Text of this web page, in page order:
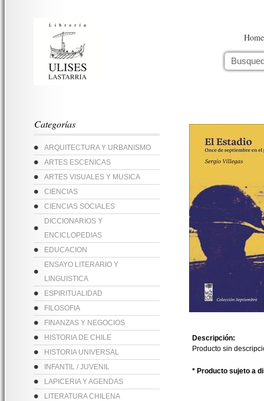
Home
Categorías
ARQUITECTURA Y URBANISMO
ARTES ESCENICAS
ARTES VISUALES Y MUSICA
CIENCIAS
CIENCIAS SOCIALES
DICCIONARIOS Y
ENCICLOPEDIAS
EDUCACION
ENSAYO LITERARIO Y
LINGUISTICA
ESPIRITUALIDAD
FILOSOFIA
FINANZAS Y NEGOCIOS
HISTORIA DE CHILE
HISTORIA UNIVERSAL
INFANTIL / JUVENIL
LAPICERIA Y AGENDAS
LITERATURA CHILENA
Descripción:
Producto sin
* Producto sujeto a